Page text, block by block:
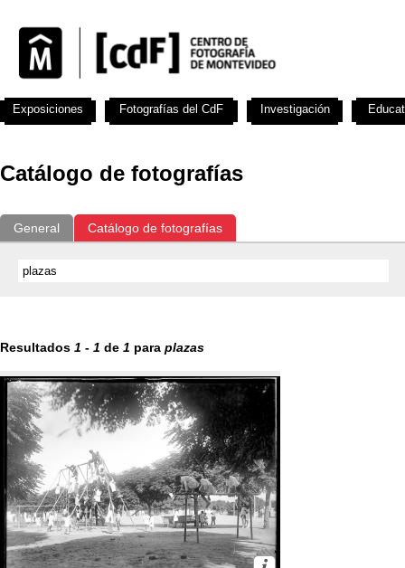
Catálogo de fotografías
General Catálogo de fotografías
Resultados 1 - 1 de 1 para plazas
Exposiciones Fotografías del CdF Investigación